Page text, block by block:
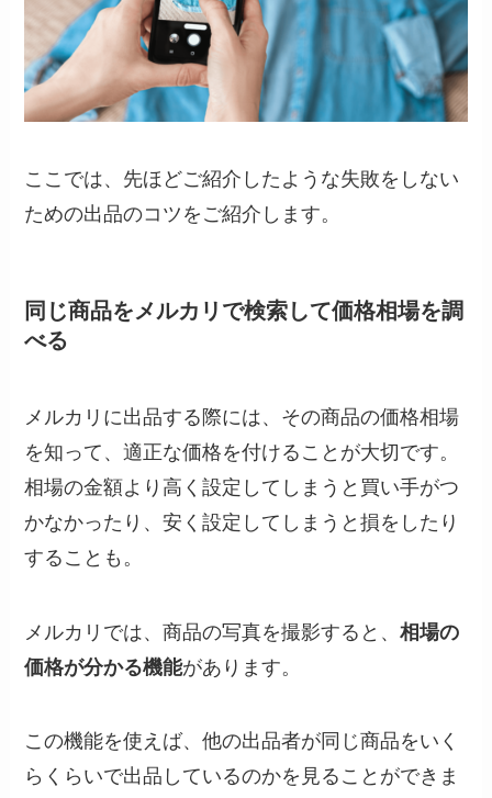
ここでは、先ほどご紹介したような失敗をしない
ための出品のコツをご紹介します。
同じ商品をメルカリで検索して価格相場を調
べる
メルカリに出品する際には、その商品の価格相場
を知って、適正な価格を付けることが大切です。
相場の金額より高く設定してしまうと買い手がつ
かなかったり、安く設定してしまうと損をしたり
することも。
メルカリでは、商品の写真を撮影すると、相場の
価格が分かる機能があります。
この機能を使えば、他の出品者が同じ商品をいく
らくらいで出品しているのかを見ることができま